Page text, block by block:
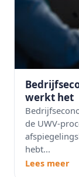
werkt het
de UWV-
hebt...
Lees meer